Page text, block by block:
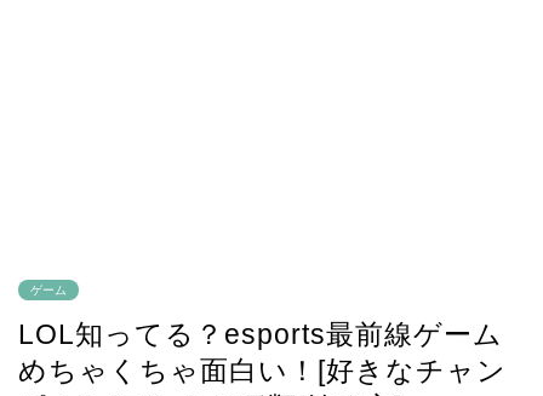
ゲーム
LOL知ってる？esports最前線ゲーム
めちゃくちゃ面白い！[好きなチャン